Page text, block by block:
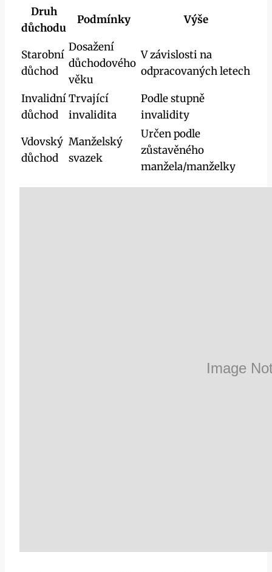
Druh
důchodu
Podmínky Výše
Starobní
důchod
Dosažení
důchodového
věku
V závislosti na
odpracovaných letech
Invalidní
důchod
Trvající
invalidita
Podle stupně
invalidity
Vdovský
důchod
Manželský
svazek
Určen podle
zůstavěného
manžela/manželky